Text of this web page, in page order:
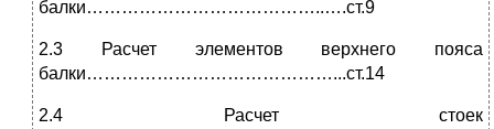
балки…………………………………..….ст.9
2.3 Расчет элементов верхнего пояса
балки……………………………………...ст.14
2.4 Расчет стоек